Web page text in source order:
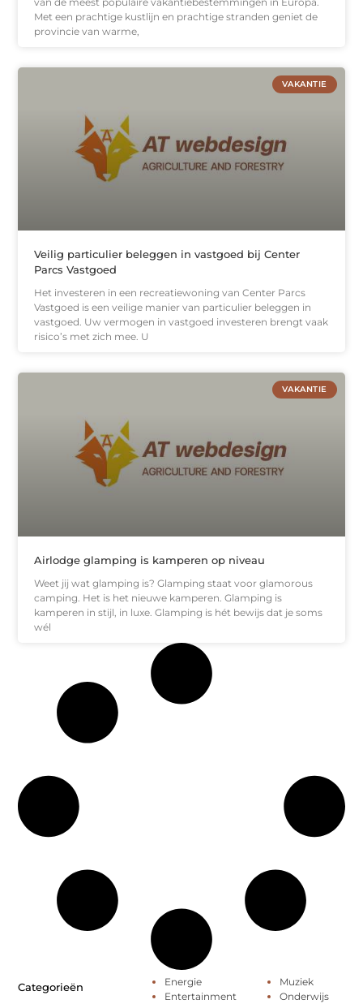
Met een prachtige kustlijn en prachtige stranden geniet de
provincie van warme,
VAKANTIE
Veilig particulier beleggen in vastgoed bij Center
Parcs Vastgoed
Het investeren in een recreatiewoning van Center Parcs
Vastgoed is een veilige manier van particulier beleggen in
vastgoed. Uw vermogen in vastgoed investeren brengt vaak
risico’s met zich mee. U
VAKANTIE
Airlodge glamping is kamperen op niveau
Weet jij wat glamping is? Glamping staat voor glamorous
camping. Het is het nieuwe kamperen. Glamping is
kamperen in stijl, in luxe. Glamping is hét bewijs dat je soms
wél
Categorieën
Energie
Entertainment
Muziek
Onderwijs